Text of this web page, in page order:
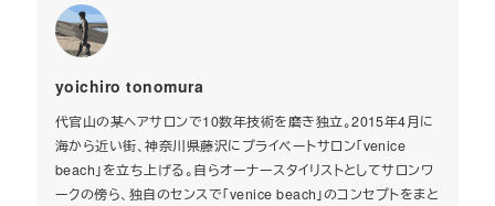
yoichiro tonomura
代官山の某ヘアサロンで10数年技術を磨き独立。2015年4月に
海から近い街、神奈川県藤沢にプライベートサロン「venice
beach」を立ち上げる。自らオーナースタイリストとしてサロンワ
ークの傍ら、独自のセンスで「venice beach」のコンセプトをまと